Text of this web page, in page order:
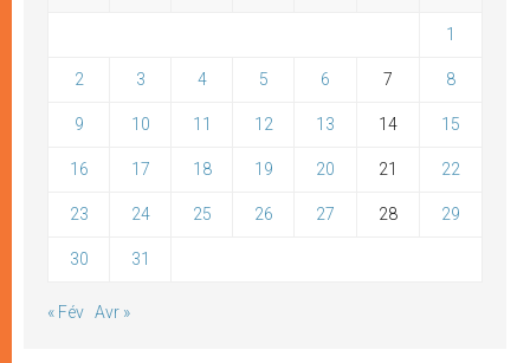
1
2 3 4 5 6 7 8
9 10 11 12 13 14 15
16 17 18 19 20 21 22
23 24 25 26 27 28 29
30 31
« Fév Avr »